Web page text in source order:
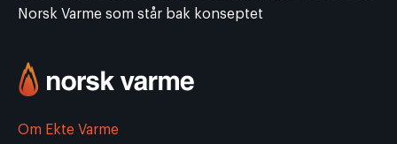
Norsk Varme som står bak konseptet
Om Ekte Varme